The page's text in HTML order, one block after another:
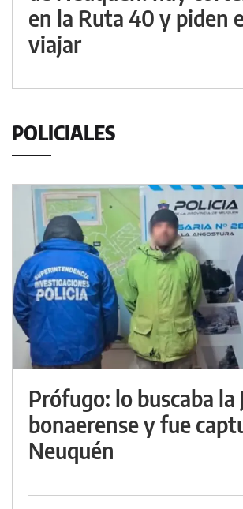
en la Ruta 40 y piden
viajar
POLICIALES
Prófugo: lo buscaba la
bonaerense y fue
Neuquén